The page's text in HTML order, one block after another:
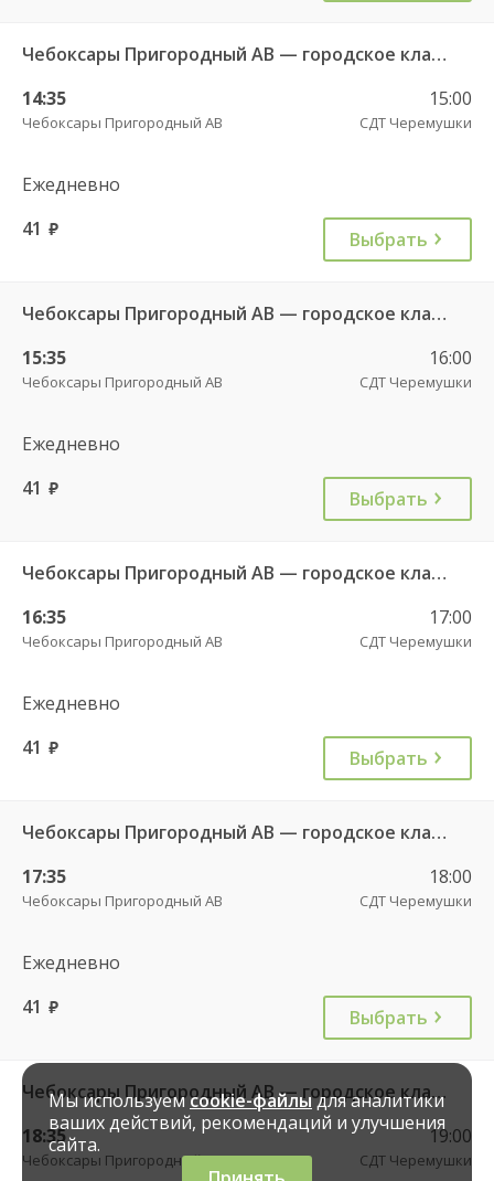
Чебоксары Пригородный АВ — городское кладбище 49
14:35
Чебоксары Пригородный АВ
15:00
СДТ Черемушки
Ежедневно
41 руб. Выбрать
Чебоксары Пригородный АВ — городское кладбище 49
15:35
Чебоксары Пригородный АВ
16:00
СДТ Черемушки
Ежедневно
41 руб. Выбрать
Чебоксары Пригородный АВ — городское кладбище 49
16:35
Чебоксары Пригородный АВ
17:00
СДТ Черемушки
Ежедневно
41 руб. Выбрать
Чебоксары Пригородный АВ — городское кладбище 49
17:35
Чебоксары Пригородный АВ
18:00
СДТ Черемушки
Ежедневно
41 руб. Выбрать
Чебоксары Пригородный АВ — городское кладбище 49
18:35
Чебоксары Пригородный АВ
19:00
СДТ Черемушки
Мы используемcookie-файлыдля аналитики
ваших действий, рекомендаций и улучшения
сайта.